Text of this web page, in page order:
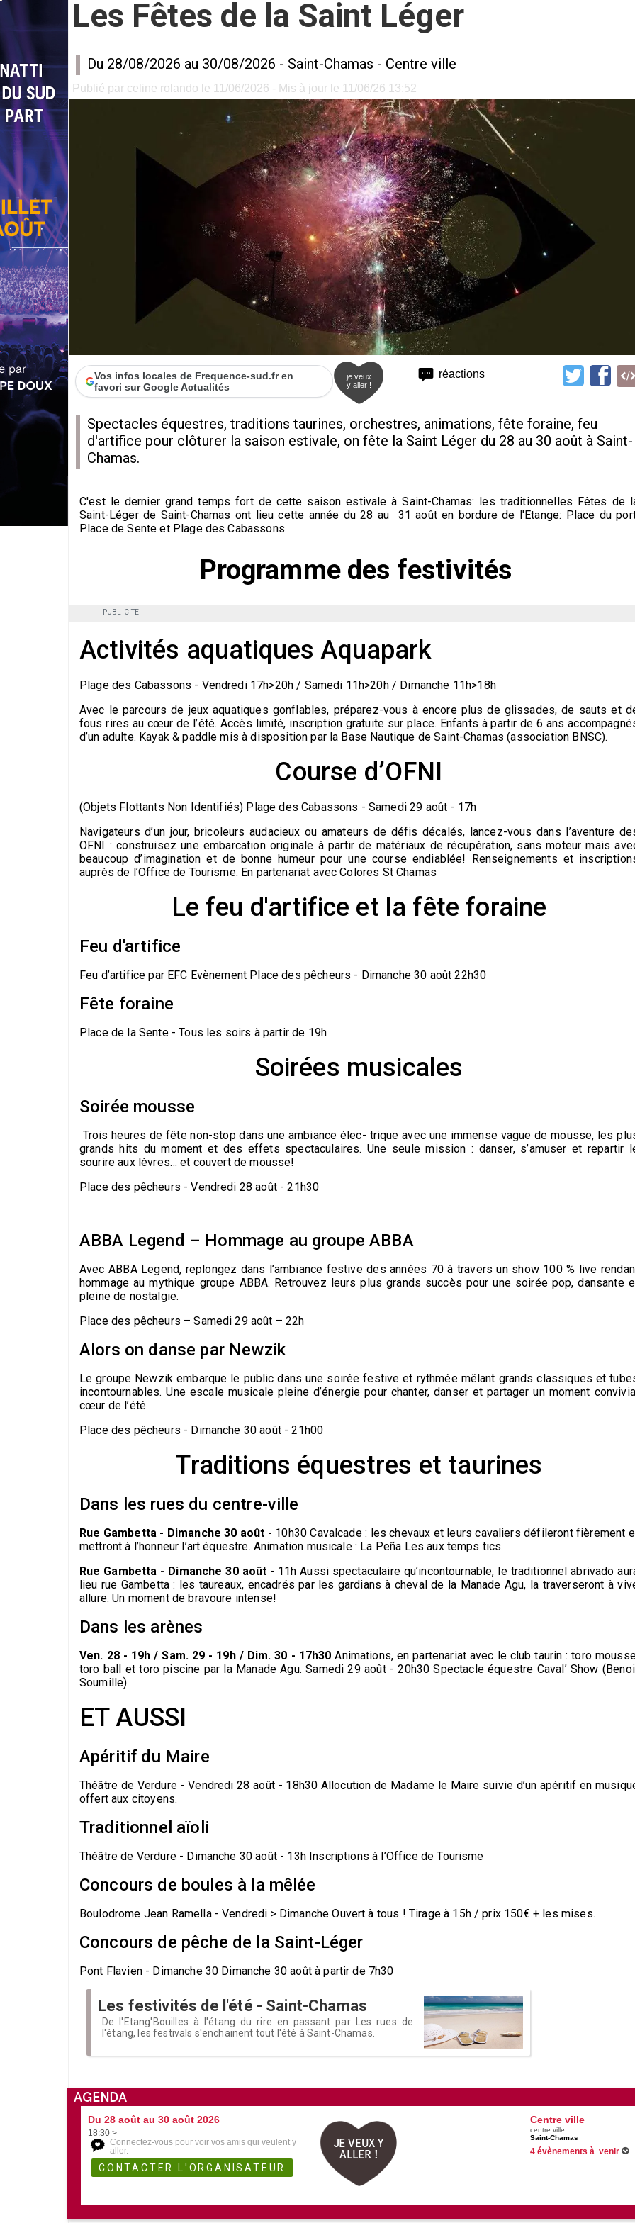
Les Fêtes de la Saint Léger
Du 28/08/2026 au 30/08/2026 - Saint-Chamas - Centre ville
Publié par celine rolando le 11/06/2026 - Mis à jour le 11/06/26 13:52
réactions
Vos infos locales de Frequence-sud.fr en
favori sur Google Actualités
je veux
y aller !
Spectacles équestres, traditions taurines, orchestres, animations, fête foraine, feu
d'artifice pour clôturer la saison estivale, on fête la Saint Léger du 28 au 30 août à Saint-
Chamas.
C'est le dernier grand temps fort de cette saison estivale à Saint-Chamas: les traditionnelles Fêtes de
Saint-Léger de Saint-Chamas ont lieu cette année du 28 au 31 août en bordure de l'Etange: Place du
Place de Sente et Plage des Cabassons.
Programme des festivités
PUBLICITE
Activités aquatiques Aquapark
Plage des Cabassons - Vendredi 17h>20h / Samedi 11h>20h / Dimanche 11h>18h
Avec le parcours de jeux aquatiques gonflables, préparez-vous à encore plus de glissades, de sauts et
fous rires au cœur de l’été. Accès limité, inscription gratuite sur place. Enfants à partir de 6 ans
d’un adulte. Kayak & paddle mis à disposition par la Base Nautique de Saint-Chamas (association BNSC).
Course d’OFNI
(Objets Flottants Non Identifiés) Plage des Cabassons - Samedi 29 août - 17h
Navigateurs d’un jour, bricoleurs audacieux ou amateurs de défis décalés, lancez-vous dans l’aventure
OFNI : construisez une embarcation originale à partir de matériaux de récupération, sans moteur mais
beaucoup d’imagination et de bonne humeur pour une course endiablée! Renseignements et
auprès de l’Office de Tourisme. En partenariat avec Colores St Chamas
Le feu d'artifice et la fête foraine
Feu d'artifice
Feu d’artifice par EFC Evènement Place des pêcheurs - Dimanche 30 août 22h30
Fête foraine
Place de la Sente - Tous les soirs à partir de 19h
Soirées musicales
Soirée mousse
Trois heures de fête non-stop dans une ambiance élec- trique avec une immense vague de mousse, les
grands hits du moment et des effets spectaculaires. Une seule mission : danser, s’amuser et repartir
sourire aux lèvres… et couvert de mousse!
Place des pêcheurs - Vendredi 28 août - 21h30
ABBA Legend – Hommage au groupe ABBA
Avec ABBA Legend, replongez dans l’ambiance festive des années 70 à travers un show 100 % live
hommage au mythique groupe ABBA. Retrouvez leurs plus grands succès pour une soirée pop, dansante
pleine de nostalgie.
Place des pêcheurs – Samedi 29 août – 22h
Alors on danse par Newzik
Le groupe Newzik embarque le public dans une soirée festive et rythmée mêlant grands classiques et
incontournables. Une escale musicale pleine d’énergie pour chanter, danser et partager un moment convivial
cœur de l’été.
Place des pêcheurs - Dimanche 30 août - 21h00
Traditions équestres et taurines
Dans les rues du centre-ville
Rue Gambetta - Dimanche 30 août - 10h30 Cavalcade : les chevaux et leurs cavaliers défileront fièrement
mettront à l’honneur l’art équestre. Animation musicale : La Peña Les aux temps tics.
Rue Gambetta - Dimanche 30 août - 11h Aussi spectaculaire qu’incontournable, le traditionnel abrivado
lieu rue Gambetta : les taureaux, encadrés par les gardians à cheval de la Manade Agu, la traverseront à
allure. Un moment de bravoure intense!
Dans les arènes
Ven. 28 - 19h / Sam. 29 - 19h / Dim. 30 - 17h30 Animations, en partenariat avec le club taurin : toro
toro ball et toro piscine par la Manade Agu. Samedi 29 août - 20h30 Spectacle équestre Caval’ Show
Soumille)
ET AUSSI
Apéritif du Maire
Théâtre de Verdure - Vendredi 28 août - 18h30 Allocution de Madame le Maire suivie d’un apéritif en
offert aux citoyens.
Traditionnel aïoli
Théâtre de Verdure - Dimanche 30 août - 13h Inscriptions à l’Office de Tourisme
Concours de boules à la mêlée
Boulodrome Jean Ramella - Vendredi > Dimanche Ouvert à tous ! Tirage à 15h / prix 150€ + les mises.
Concours de pêche de la Saint-Léger
Pont Flavien - Dimanche 30 Dimanche 30 août à partir de 7h30
Les festivités de l'été - Saint-Chamas
De l'Etang'Bouilles à l'étang du rire en passant par Les rues de
l'étang, les festivals s'enchainent tout l'été à Saint-Chamas.
AGENDA
Du 28 août au 30 août 2026
18:30 >
Connectez-vous pour voir vos amis qui veulent y
aller.
JE VEUX Y
ALLER !
Centre ville
centre ville
Saint-Chamas
4 évènements à venir